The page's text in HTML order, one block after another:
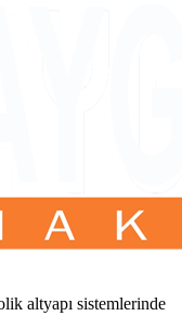
altyapı sistemlerinde